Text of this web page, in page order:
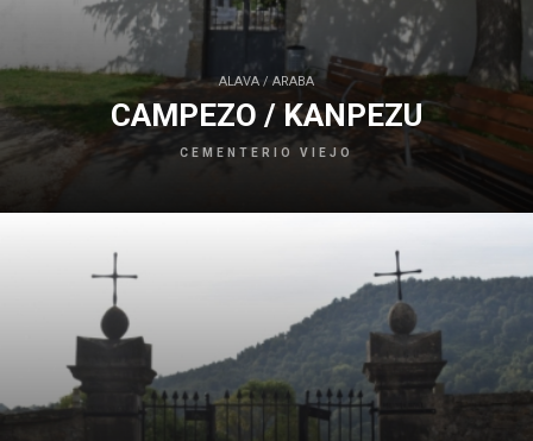
ALAVA / ARABA
CAMPEZO / KANPEZU
CEMENTERIO VIEJO